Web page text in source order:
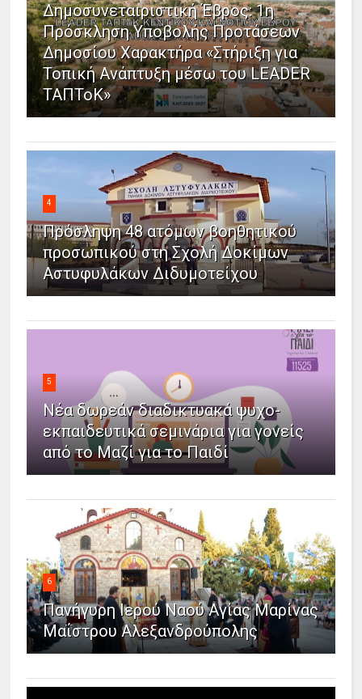
Δημοσυνεταιριστική Έβρος: 1η
Πρόσκληση Υποβολής Προτάσεων
Δημοσίου Χαρακτήρα «Στήριξη για
Τοπική Ανάπτυξη μέσω του LEADER
ΤΑΠΤοΚ»
4
Πρόσληψη 48 ατόμων βοηθητικού
προσωπικού στη Σχολή Δοκίμων
Αστυφυλάκων Διδυμοτείχου
5
Νέα δωρεάν διαδικτυακά ψυχο-
εκπαιδευτικά σεμινάρια για γονείς
από το Μαζί για το Παιδί
6
Πανήγυρη Ιερού Ναού Αγίας Μαρίνας
Μαΐστρου Αλεξανδρούπολης